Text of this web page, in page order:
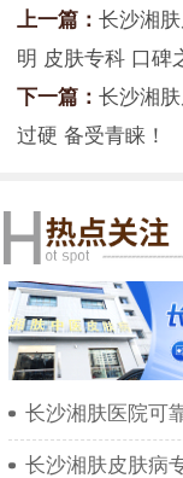
上一篇： 长沙湘
明 皮肤专科 口碑
下一篇： 长沙湘
过硬 备受青睐！
长沙湘肤医院可
长沙湘肤皮肤病